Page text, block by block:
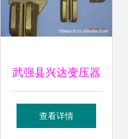
武强县兴达变压器
配件 匠心打造配电
查看详情